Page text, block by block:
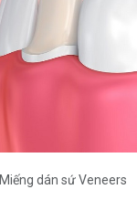
Miếng dán sứ Veneers